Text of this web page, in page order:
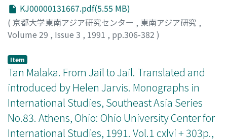
KJ00000131667.pdf(5.55 MB)
( 京都大学東南アジア研究センター , 東南アジア研究 ,
Volume 29 , Issue 3 , 1991 , pp.306-382 )
Item
Tan Malaka. From Jail to Jail. Translated and
introduced by Helen Jarvis. Monographs in
International Studies, Southeast Asia Series
No.83. Athens, Ohio: Ohio University Center for
International Studies, 1991. Vol.1 cxlvi + 303p.,